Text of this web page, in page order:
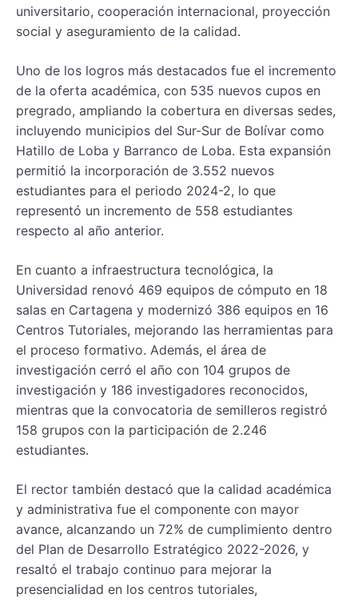
universitario, cooperación internacional, proyección
social y aseguramiento de la calidad.
Uno de los logros más destacados fue el incremento
de la oferta académica, con 535 nuevos cupos en
pregrado, ampliando la cobertura en diversas sedes,
incluyendo municipios del Sur-Sur de Bolívar como
Hatillo de Loba y Barranco de Loba. Esta expansión
permitió la incorporación de 3.552 nuevos
estudiantes para el periodo 2024-2, lo que
representó un incremento de 558 estudiantes
respecto al año anterior.
En cuanto a infraestructura tecnológica, la
Universidad renovó 469 equipos de cómputo en 18
salas en Cartagena y modernizó 386 equipos en 16
Centros Tutoriales, mejorando las herramientas para
el proceso formativo. Además, el área de
investigación cerró el año con 104 grupos de
investigación y 186 investigadores reconocidos,
mientras que la convocatoria de semilleros registró
158 grupos con la participación de 2.246
estudiantes.
El rector también destacó que la calidad académica
y administrativa fue el componente con mayor
avance, alcanzando un 72% de cumplimiento dentro
del Plan de Desarrollo Estratégico 2022-2026, y
resaltó el trabajo continuo para mejorar la
presencialidad en los centros tutoriales,